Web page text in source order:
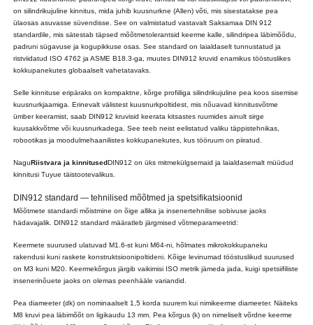
on silindrikujuline kinnitus, mida juhib kuusnurkne (Allen) võti, mis sisestatakse pea
ülaosas asuvasse süvendisse. See on valmistatud vastavalt Saksamaa DIN 912
standardile, mis sätestab täpsed mõõtmetolerantsid keerme kalle, silindripea läbimõõdu,
padruni sügavuse ja kogupikkuse osas. See standard on laialdaselt tunnustatud ja
ristviidatud ISO 4762 ja ASME B18.3-ga, muutes DIN912 kruvid enamikus tööstuslikes
kokkupanekutes globaalselt vahetatavaks.
Selle kinnituse eripäraks on kompaktne, kõrge profiiliga silindrikujuline pea koos sisemise
kuusnurkjaamiga. Erinevalt välistest kuusnurkpoltidest, mis nõuavad kinnitusvõtme
ümber keeramist, saab DIN912 kruvisid keerata kitsastes ruumides ainult sirge
kuusakkvõtme või kuusnurkadega. See teeb neist eelistatud valiku täppistehnikas,
robootikas ja moodulmehaanilistes kokkupanekutes, kus tööruum on piiratud.
NaguRiistvara ja kinnitusedDIN912 on üks mitmekülgsemaid ja laialdasemalt müüdud
kinnitusi Tuyue täistootevalikus.
DIN912 standard — tehnilised mõõtmed ja spetsifikatsioonid
Mõõtmete standardi mõistmine on õige allika ja insenertehnilise sobivuse jaoks
hädavajalik. DIN912 standard määratleb järgmised võtmeparameetrid:
Keermete suurused ulatuvad M1.6-st kuni M64-ni, hõlmates mikrokokkupaneku
rakendusi kuni raskete konstruktsioonipoltideni. Kõige levinumad tööstuslikud suurused
on M3 kuni M20. Keermekõrgus järgib vaikimisi ISO metrik jämeda jada, kuigi spetsiifiliste
insenerinõuete jaoks on olemas peenhääle variandid.
Pea diameeter (dk) on nominaalselt 1,5 korda suurem kui nimikeerme diameeter. Näiteks
M8 kruvi pea läbimõõt on ligikaudu 13 mm. Pea kõrgus (k) on nimeliselt võrdne keerme